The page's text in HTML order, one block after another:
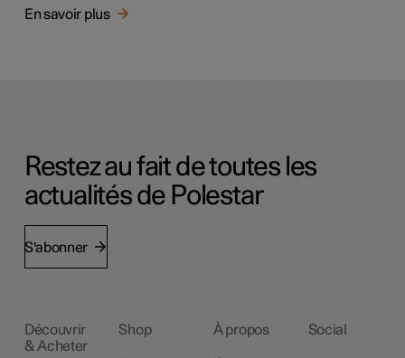
En savoir plus
Restez au fait de toutes les
actualités de Polestar
S'abonner
Découvrir
& Acheter
Shop À propos Social